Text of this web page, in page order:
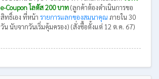
e-Coupon โลตัส 200 บาท(ลูกค้าต้องดำเนินการขอ
สิทธิ์เอง ที่หน้า รายการแลกของสมนาคุณ ภายใน 30
วัน นับจากวันเริ่มคุ้มครอง) (สั่งซื้อตั้งแต่ 12 ต.ค. 67)